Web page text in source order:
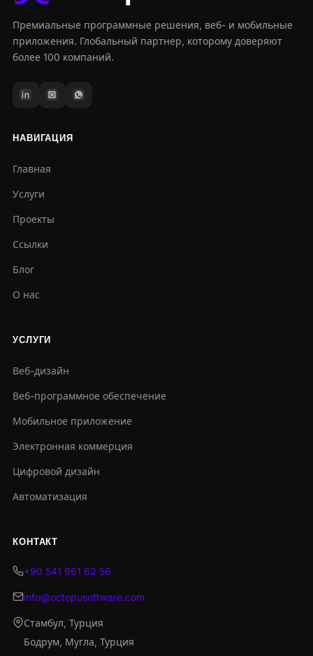
Премиальные программные решения, веб- и мобильные
приложения. Глобальный партнер, которому доверяют
более 100 компаний.
НАВИГАЦИЯ
Главная
Услуги
Проекты
Ссылки
Блог
О нас
УСЛУГИ
Веб-дизайн
Веб-программное обеспечение
Мобильное приложение
Электронная коммерция
Цифровой дизайн
Автоматизация
КОНТАКТ
+90 541 961 62 56
info@octopusoftware.com
Стамбул, Турция
Бодрум, Мугла, Турция